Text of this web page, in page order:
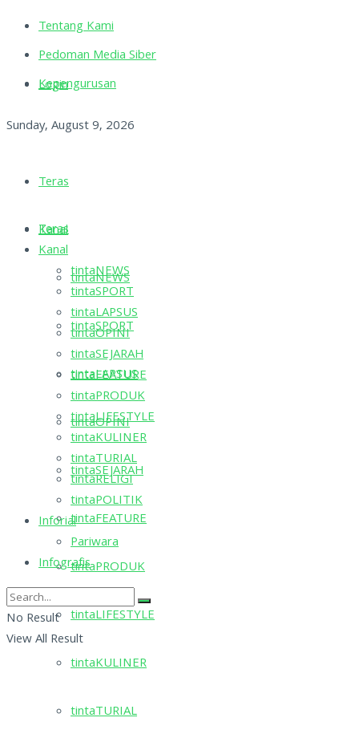
Tentang Kami
Pedoman Media Siber
Kepengurusan
Sunday, August 9, 2026
Login
Teras
Kanal
tintaNEWS
tintaSPORT
tintaLAPSUS
tintaOPINI
tintaSEJARAH
tintaFEATURE
tintaPRODUK
tintaLIFESTYLE
tintaKULINER
tintaTURIAL
Teras
Kanal
tintaNEWS
tintaSPORT
tintaLAPSUS
tintaOPINI
tintaSEJARAH
tintaFEATURE
tintaPRODUK
tintaLIFESTYLE
tintaKULINER
tintaTURIAL
tintaRELIGI
tintaPOLITIK
Inforial
Pariwara
Infografis
No Result
View All Result